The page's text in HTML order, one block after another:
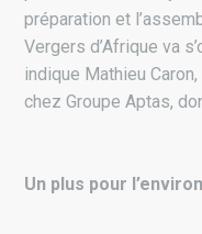
préparation et
Vergers d’Afrique va
indique Mathieu
chez Groupe Aptas,
Un plus pour